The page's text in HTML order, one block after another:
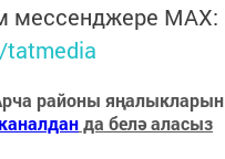
мессенджере MАХ:
районы яңалыкларын
да белә аласыз